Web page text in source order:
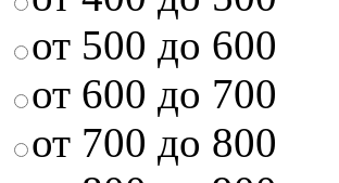
от 500 до 600
от 600 до 700
от 700 до 800